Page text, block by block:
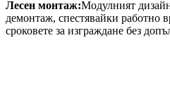
Лесен монтаж:Модулният
демонтаж, спестявайки работно
сроковете за изграждане без